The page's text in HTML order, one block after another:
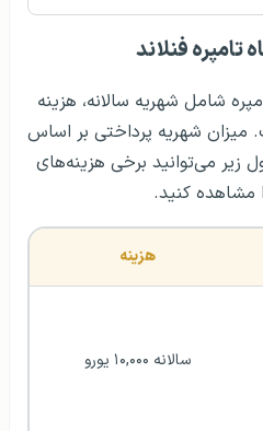
فنلاند
شامل شهریه سالانه، هزینه
میزان شهریه پرداختی بر اساس
می‌توانید برخی هزینه‌های
مشاهده کنید.
هزینه
سالانه ۱۰,۰۰۰ یورو